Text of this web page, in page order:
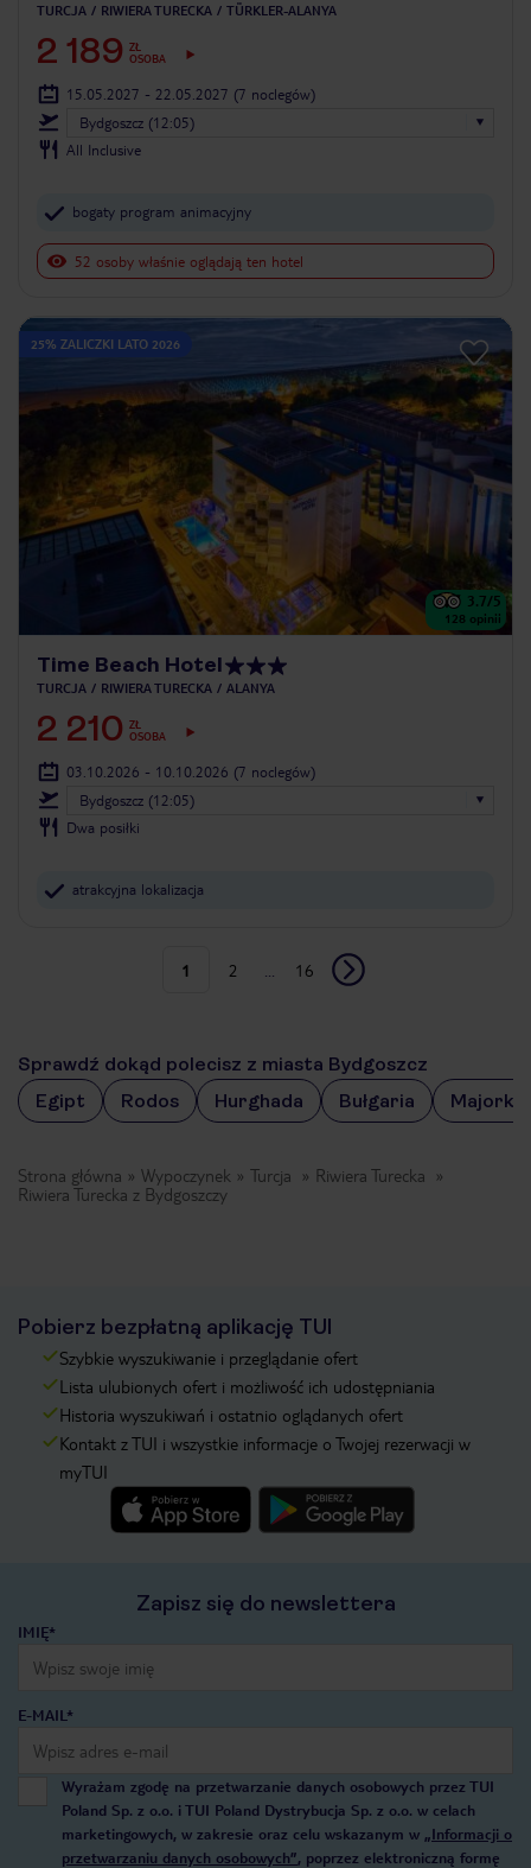
TURCJA RIWIERA TURECKA TÜRKLER-ALANYA
2 189 ZŁ
OSOBA
15.05.2027 - 22.05.2027 (7 noclegów)
Bydgoszcz (12:05)
All Inclusive
bogaty program animacyjny
52 osoby właśnie oglądają ten hotel
25% ZALICZKI LATO 2026
3.7/5
128 opinii
Time Beach Hotel
TURCJA RIWIERA TURECKA ALANYA
2 210 ZŁ
OSOBA
03.10.2026 - 10.10.2026 (7 noclegów)
Bydgoszcz (12:05)
Dwa posiłki
atrakcyjna lokalizacja
1 2 16
Sprawdź dokąd polecisz z miasta Bydgoszcz
Egipt
Rodos Hurghada Bułgaria Majorka
Strona główna Wypoczynek Turcja
Riwiera Turecka
Riwiera Turecka z Bydgoszczy
Pobierz bezpłatną aplikację TUI
Szybkie wyszukiwanie i przeglądanie ofert
Lista ulubionych ofert i możliwość ich udostępniania
Historia wyszukiwań i ostatnio oglądanych ofert
Kontakt z TUI i wszystkie informacje o Twojej rezerwacji w
myTUI
Zapisz się do newslettera
IMIĘ*
E-MAIL*
Wyrażam zgodę na przetwarzanie danych osobowych przez TUI
Poland Sp. z o.o. i TUI Poland Dystrybucja Sp. z o.o. w celach
marketingowych, w zakresie oraz celu wskazanym w „Informacji o
przetwarzaniu danych osobowych”, poprzez elektroniczną formę